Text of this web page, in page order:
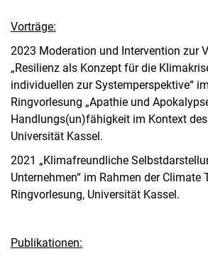
Nicole Kasper, M.A.
Christine Riess, M.A.
Vorträge:
2023 Moderation und Intervention zur
„Resilienz als Konzept für die
individuellen zur Systemperspektive“
Ringvorlesung „Apathie und
Handlungs(un)fähigkeit im Kontext
Universität Kassel.
2021 „Klimafreundliche
Unternehmen“ im Rahmen der Climate
Ringvorlesung, Universität Kassel.
Publikationen: